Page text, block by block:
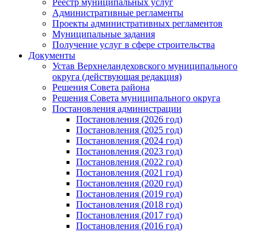
Реестр муниципальных услуг
Административные регламенты
Проекты административных регламентов
Муниципальные задания
Получение услуг в сфере строительства
Документы
Устав Верхнеландеховского муниципального
округа (действующая редакция)
Решения Совета района
Решения Совета муниципального округа
Постановления администрации
Постановления (2026 год)
Постановления (2025 год)
Постановления (2024 год)
Постановления (2023 год)
Постановления (2022 год)
Постановления (2021 год)
Постановления (2020 год)
Постановления (2019 год)
Постановления (2018 год)
Постановления (2017 год)
Постановления (2016 год)